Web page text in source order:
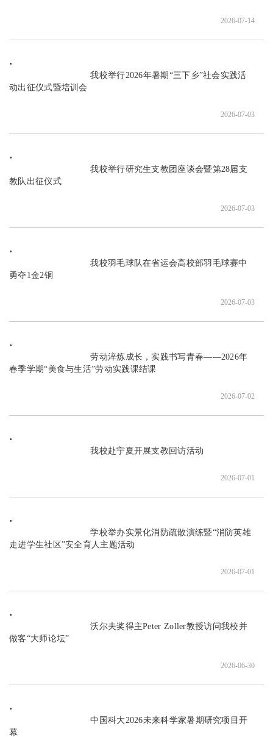
2026-07-14
                               我校举行2026年暑期“三下乡”社会实践活
动出征仪式暨培训会
2026-07-03
                               我校举行研究生支教团座谈会暨第28届支
教队出征仪式
2026-07-03
                               我校羽毛球队在省运会高校部羽毛球赛中
勇夺1金2铜
2026-07-03
                               劳动淬炼成长，实践书写青春——2026年
春季学期“美食与生活”劳动实践课结课
2026-07-02
                               我校赴宁夏开展支教回访活动
2026-07-01
                               ​学校举办实景化消防疏散演练暨“消防英雄
走进学生社区”安全育人主题活动
2026-07-01
                               沃尔夫奖得主Peter Zoller教授访问我校并
做客“大师论坛”
2026-06-30
                               中国科大2026未来科学家暑期研究项目开
幕